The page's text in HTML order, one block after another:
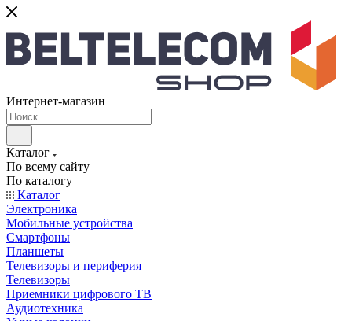
Интернет-магазин
Каталог
По всему сайту
По каталогу
Каталог
Электроника
Мобильные устройства
Смартфоны
Планшеты
Телевизоры и периферия
Телевизоры
Приемники цифрового ТВ
Аудиотехника